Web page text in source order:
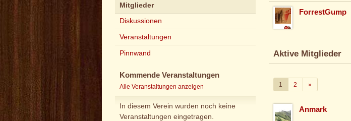
Mitglieder
Diskussionen
Veranstaltungen
Pinnwand
Kommende Veranstaltungen
Alle Veranstaltungen anzeigen
In diesem Verein wurden noch keine
Veranstaltungen eingetragen.
ForrestGump
Aktive Mitglieder
1 2 »Weiter
Anmark